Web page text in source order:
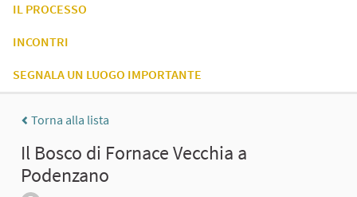
IL PROCESSO
INCONTRI
SEGNALA UN LUOGO IMPORTANTE
Torna alla lista
Il Bosco di Fornace Vecchia a
Podenzano